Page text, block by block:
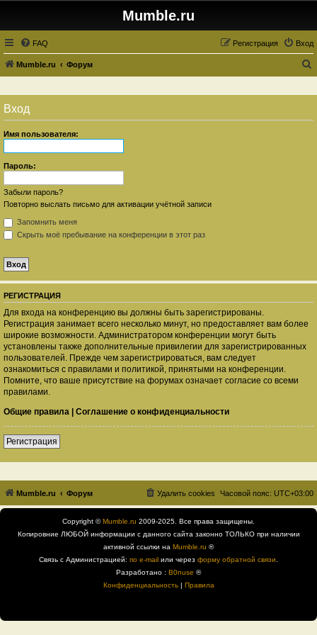
Mumble.ru
FAQ Вход
Регистрация
Mumble.ru Форум
и
Вход
Имя пользователя:
Пароль:
Забыли пароль?
Повторно выслать письмо для активации учётной записи
Запомнить меня
Скрыть моё пребывание на конференции в этот раз
РЕГИСТРАЦИЯ
Для входа на конференцию вы должны быть зарегистрированы.
Регистрация занимает всего несколько минут, но предоставляет вам более
широкие возможности. Администратором конференции могут быть
установлены также дополнительные привилегии для зарегистрированных
пользователей. Прежде чем зарегистрироваться, вам следует
ознакомиться с правилами и политикой, принятыми на конференции.
Помните, что ваше присутствие на форумах означает согласие со всеми
правилами.
Общие правила | Соглашение о конфиденциальности
Регистрация
Mumble.ru Форум Часовой пояс: UTC+03:00
Удалить cookies
Copyright ©Mumble.ru 2009-2025. Все права защищены.
Копировние ЛЮБОЙ информации с данного сайта законно ТОЛЬКО при наличии
активной ссылки на Mumble.ru ®
Связь с Администрацией: по e-mail или через форму обратной связи
Разработано : B0nuse ®
Конфиденциальность| Правила